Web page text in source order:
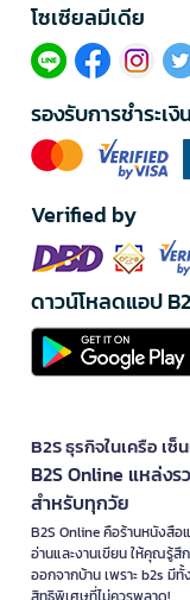
โซเซียลมีเดีย​
รองรับการชำระเงิน
Verified by
ดาวน์โหลดแอป
B2S ธุรกิจในเครือ เ
B2S Online แหล่งร
สำหรับทุกวัย
B2S Online คือร้านหนังสือ
อ่านและงานเขียน ให้คุณรู้สึ
ออกจากบ้าน เพราะ b2s